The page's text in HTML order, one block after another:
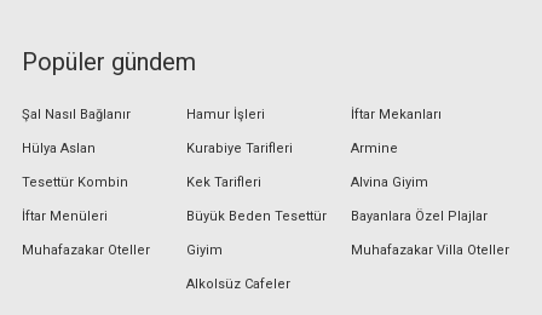
Popüler gündem
Şal Nasıl Bağlanır
Hülya Aslan
Tesettür Kombin
İftar Menüleri
Muhafazakar Oteller
Hamur İşleri
Kurabiye Tarifleri
Kek Tarifleri
Büyük Beden Tesettür
Giyim
Alkolsüz Cafeler
İftar Mekanları
Armine
Alvina Giyim
Bayanlara Özel Plajlar
Muhafazakar Villa Oteller